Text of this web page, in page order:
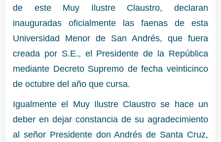
de este Muy Ilustre Claustro, declaran
inauguradas oficialmente las faenas de esta
Universidad Menor de San Andrés, que fuera
creada por S.E., el Presidente de la República
mediante Decreto Supremo de fecha veinticinco
de octubre del año que cursa.
Igualmente el Muy Ilustre Claustro se hace un
deber en dejar constancia de su agradecimiento
al señor Presidente don Andrés de Santa Cruz,